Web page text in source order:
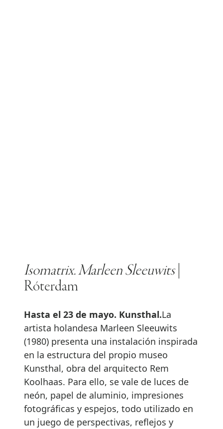
Isomatrix. Marleen Sleeuwits|
Róterdam
Hasta el 23 de mayo. Kunsthal.La
artista holandesa Marleen Sleeuwits
(1980) presenta una instalación inspirada
en la estructura del propio museo
Kunsthal, obra del arquitecto Rem
Koolhaas. Para ello, se vale de luces de
neón, papel de aluminio, impresiones
fotográficas y espejos, todo utilizado en
un juego de perspectivas, reflejos y